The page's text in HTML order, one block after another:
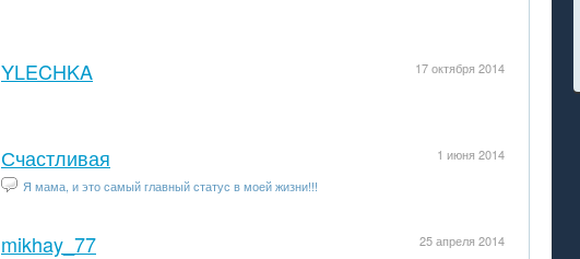
17 октября 2014
YLECHKA
1 июня 2014
Счастливая
Я мама, и это самый главный статус в моей жизни!!!
25 апреля 2014
mikhay_77